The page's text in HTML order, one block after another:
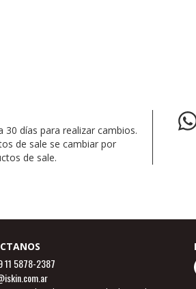
30 días para realizar cambios.
de sale se cambiar por
de sale.
11 5878-2387